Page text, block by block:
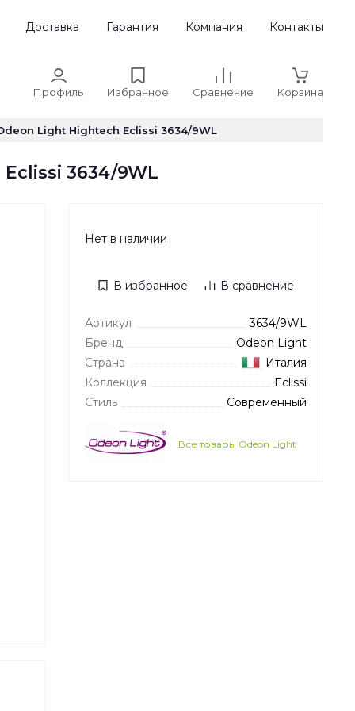
Доставка Гарантия Компания Контакты
Профиль Избранное Сравнение Корзина
Light Hightech Eclissi 3634/9WL
3634/9WL
Нет в наличии
В избранное В сравнение
Артикул
3634/9WL
Бренд
Odeon Light
Страна
Италия
Коллекция
Eclissi
Стиль
Современный
Все товары Odeon Light